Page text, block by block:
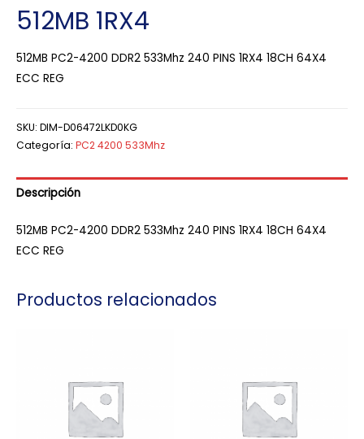
512MB 1RX4
512MB PC2-4200 DDR2 533Mhz 240 PINS 1RX4 18CH 64X4
ECC REG
SKU: DIM-D06472LKD0KG
Categoría: PC2 4200 533Mhz
Descripción
512MB PC2-4200 DDR2 533Mhz 240 PINS 1RX4 18CH 64X4
ECC REG
Productos relacionados